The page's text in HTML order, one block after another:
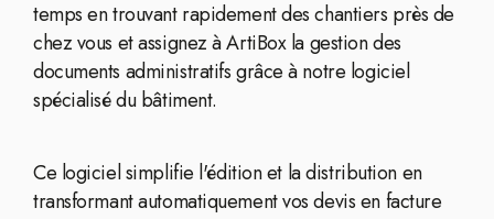
temps en trouvant rapidement des chantiers près de
chez vous et assignez à ArtiBox la gestion des
documents administratifs grâce à notre logiciel
spécialisé du bâtiment.
Ce logiciel simplifie l'édition et la distribution en
transformant automatiquement vos devis en facture